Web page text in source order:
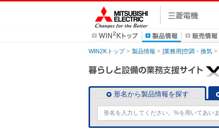
WIN2Kトップ 製品情報 [業務用]空調・換気
形名から製品情報を探す